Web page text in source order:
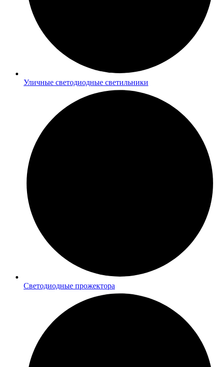
Уличные светодиодные светильники
Светодиодные прожектора